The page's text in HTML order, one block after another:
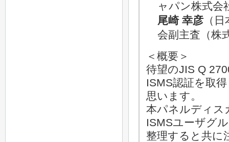
ャパン株式会
尾崎 幸彦 （
会副主査（株
＜概要＞
待望のJIS Q
ISMS認証を取
思います。
本パネルディス
ISMSユーザグ
整理すると共に